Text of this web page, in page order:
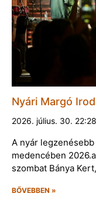
Nyári Margó
2026. július. 30. 22:28
A nyár
medencében
szombat Bánya
BŐVEBBEN »